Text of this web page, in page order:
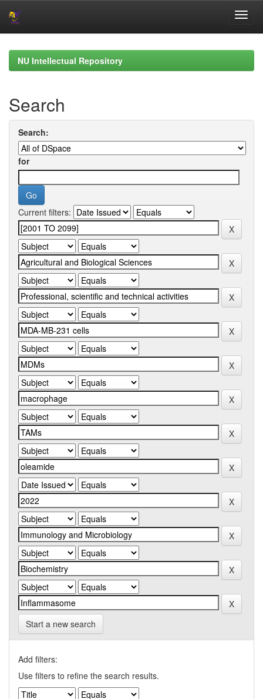
navigationNU Intellectual Repository
Search
Search:
for
Current filters:
Start a new search
Add filters:
Use filters to refine the search results.